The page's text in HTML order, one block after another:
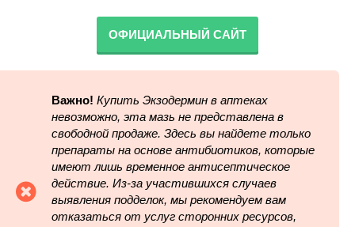
ОФИЦИАЛЬНЫЙ САЙТ
Важно! Купить Экзодермин в аптеках
невозможно, эта мазь не представлена в
свободной продаже. Здесь вы найдете только
препараты на основе антибиотиков, которые
имеют лишь временное антисептическое
действие. Из-за участившихся случаев
выявления подделок, мы рекомендуем вам
отказаться от услуг сторонних ресурсов,